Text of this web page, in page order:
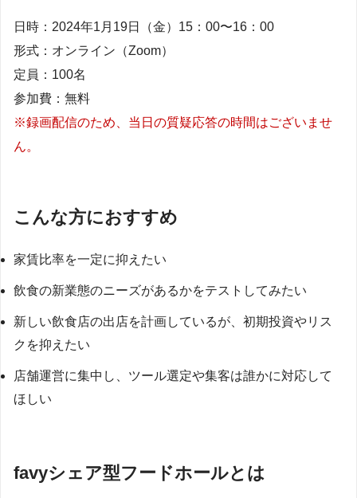
日時：2024年1月19日（金）15：00〜16：00
形式：オンライン（Zoom）
定員：100名
参加費：無料
※録画配信のため、当日の質疑応答の時間はございませ
ん。
こんな方におすすめ
家賃比率を一定に抑えたい
飲食の新業態のニーズがあるかをテストしてみたい
新しい飲食店の出店を計画しているが、初期投資やリス
クを抑えたい
店舗運営に集中し、ツール選定や集客は誰かに対応して
ほしい
favyシェア型フードホールとは